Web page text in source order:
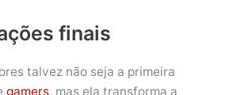
finais
talvez não seja a primeira
gamers, mas ela transforma a